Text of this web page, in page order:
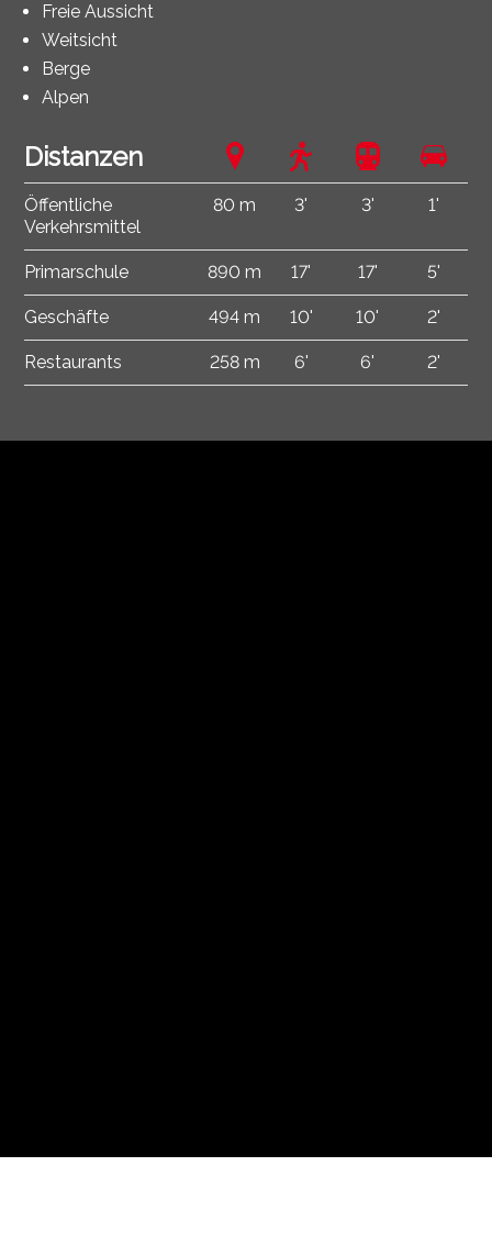
Freie Aussicht
Weitsicht
Berge
Alpen
Distanzen
Öffentliche
Verkehrsmittel
80 m 3' 3' 1'
Primarschule 890 m 17' 17' 5'
Geschäfte 494 m 10' 10' 2'
Restaurants 258 m 6' 6' 2'